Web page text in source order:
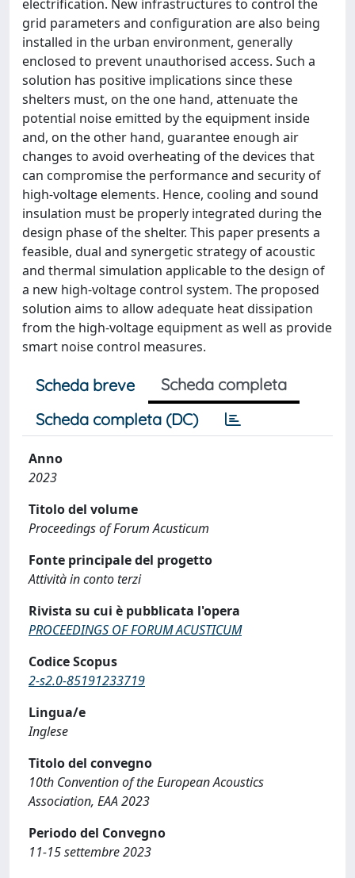
electrification. New infrastructures to control the
grid parameters and configuration are also being
installed in the urban environment, generally
enclosed to prevent unauthorised access. Such a
solution has positive implications since these
shelters must, on the one hand, attenuate the
potential noise emitted by the equipment inside
and, on the other hand, guarantee enough air
changes to avoid overheating of the devices that
can compromise the performance and security of
high-voltage elements. Hence, cooling and sound
insulation must be properly integrated during the
design phase of the shelter. This paper presents a
feasible, dual and synergetic strategy of acoustic
and thermal simulation applicable to the design of
a new high-voltage control system. The proposed
solution aims to allow adequate heat dissipation
from the high-voltage equipment as well as provide
smart noise control measures.
Scheda breve
Scheda completa
Scheda completa (DC)
Anno
2023
Titolo del volume
Proceedings of Forum Acusticum
Fonte principale del progetto
Attività in conto terzi
Rivista su cui è pubblicata l'opera
PROCEEDINGS OF FORUM ACUSTICUM
Codice Scopus
2-s2.0-85191233719
Lingua/e
Inglese
Titolo del convegno
10th Convention of the European Acoustics
Association, EAA 2023
Periodo del Convegno
11-15 settembre 2023